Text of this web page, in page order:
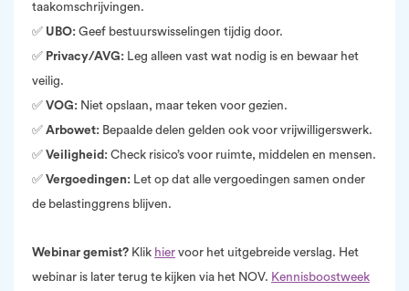
taakomschrijvingen.
✅ UBO: Geef bestuurswisselingen tijdig door.
✅ Privacy/AVG: Leg alleen vast wat nodig is en bewaar het
veilig.
✅ VOG: Niet opslaan, maar teken voor gezien.
✅ Arbowet: Bepaalde delen gelden ook voor vrijwilligerswerk.
✅ Veiligheid: Check risico’s voor ruimte, middelen en mensen.
✅ Vergoedingen: Let op dat alle vergoedingen samen onder
de belastinggrens blijven.
Webinar gemist? Klik hier voor het uitgebreide verslag. Het
webinar is later terug te kijken via het NOV. Kennisboostweek